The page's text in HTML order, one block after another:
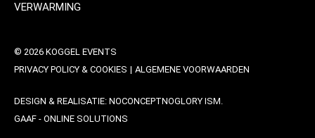
VERWARMING
© 2026 KOGGEL EVENTS
PRIVACY POLICY & COOKIES | ALGEMENE VOORWAARDEN
DESIGN & REALISATIE: NOCONCEPTNOGLORY ISM.
GAAF - ONLINE SOLUTIONS